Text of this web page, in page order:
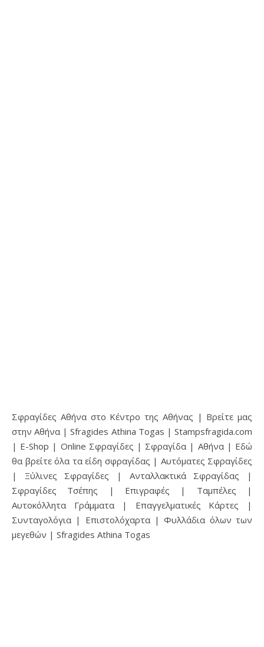
Σφραγίδες Αθήνα στο Κέντρο της Αθήνας | Βρείτε μας
στην Αθήνα | Sfragides Athina Togas | Stampsfragida.com
| E-Shop | Online Σφραγίδες | Σφραγίδα | Αθήνα | Εδώ
θα βρείτε όλα τα είδη σφραγίδας | Αυτόματες Σφραγίδες
| Ξύλινες Σφραγίδες | Ανταλλακτικά Σφραγίδας |
Σφραγίδες Τσέπης | Επιγραφές | Ταμπέλες |
Αυτοκόλλητα Γράμματα | Επαγγελματικές Κάρτες |
Συνταγολόγια | Επιστολόχαρτα | Φυλλάδια όλων των
μεγεθών | Sfragides Athina Togas